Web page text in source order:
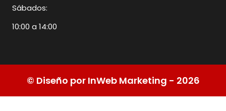
Sábados:
10:00 a 14:00
© Diseño por InWeb Marketing - 2026